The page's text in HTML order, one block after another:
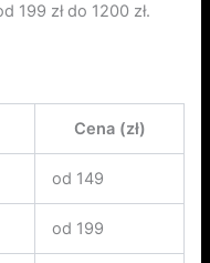
199 zł do 1200 zł.
Cena (zł)
od 149
od 199